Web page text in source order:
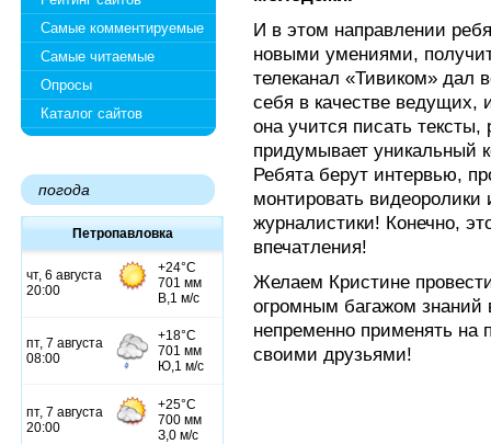
Самые комментируемые
Самые читаемые
Опросы
Каталог сайтов
погода
Петропавловка
И в этом направлении
новыми умениями,
телеканал «Тивиком» дал
себя в качестве ведущих,
она учится писать
придумывает уникальный
Ребята берут интервью,
монтировать видеоролики
журналистики! Конечно,
впечатления!
Желаем Кристине
огромным багажом
непременно применять на
своими друзьями!